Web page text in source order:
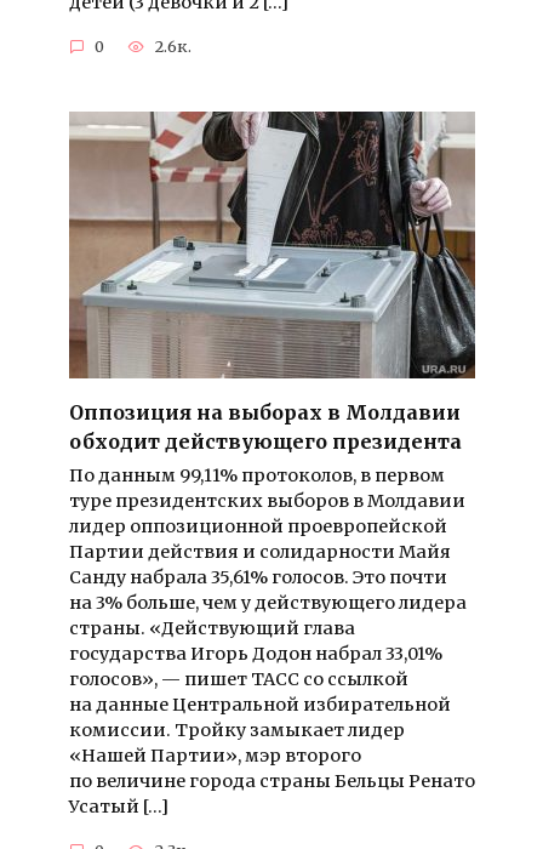
0 2.6к.
Оппозиция на выборах в Молдавии
обходит действующего президента
По данным 99,11% протоколов, в первом
туре президентских выборов в Молдавии
лидер оппозиционной проевропейской
Партии действия и солидарности Майя
Санду набрала 35,61% голосов. Это почти
на 3% больше, чем у действующего лидера
страны. «Действующий глава
государства Игорь Додон набрал 33,01%
голосов», — пишет ТАСС со ссылкой
на данные Центральной избирательной
комиссии. Тройку замыкает лидер
«Нашей Партии», мэр второго
по величине города страны Бельцы Ренато
Усатый […]